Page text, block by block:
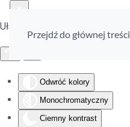
Ułatwienia dostępu
Odwróć kolory
Monochromatyczny
Ciemny kontrast
Przejdź do głównej treści